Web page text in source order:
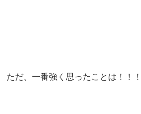
ただ、一番強く思ったことは！！！